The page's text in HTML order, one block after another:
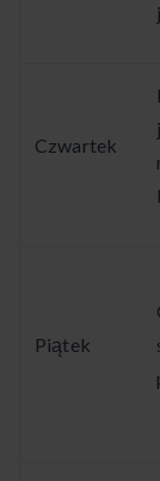
Czwartek
Piątek